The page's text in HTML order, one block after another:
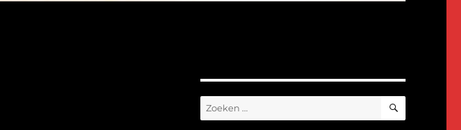
Zoeken
naar:
ZOEKEN